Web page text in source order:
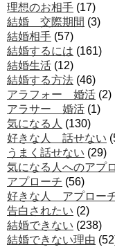
理想のお相手 (17)
結婚 交際期間 (3)
結婚相手 (57)
結婚するには (161)
結婚生活 (12)
結婚する方法 (46)
アラフォー 婚活 (2)
アラサー 婚活 (1)
気になる人 (130)
好きな人 話せない
うまく話せない (29)
気になる人へのアプ
アプローチ (56)
好きな人 アプロー
告白されたい (2)
結婚できない (238)
結婚できない理由